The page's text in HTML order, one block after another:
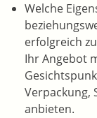
Welche
erfolgreich
Ihr Angebot
Verpackung,
anbieten.